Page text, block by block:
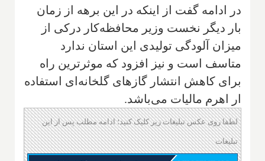
در ادامه گفت از اینکه در این برهه از زمان
بار دیگر نخست وزیر محافظه‌کار درکی از
میزان آلودگی تولیدی این استان ندارد
متاسف است و نیز افزود که موثر‌ترین راه
برای کاهش انتشار گازهای گلخانه‌ای استفاده
ار اهرم مالیات می‌باشد.
لطفا روی عکس تبلیغات زیر کلیک کنید؛ ادامه مطلب پس از این
تبلیغات